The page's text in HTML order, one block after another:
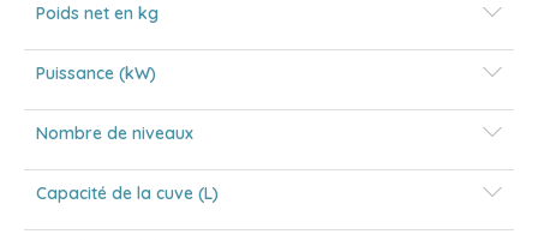
Poids net en kg
Puissance (kW)
Nombre de niveaux
Capacité de la cuve (L)